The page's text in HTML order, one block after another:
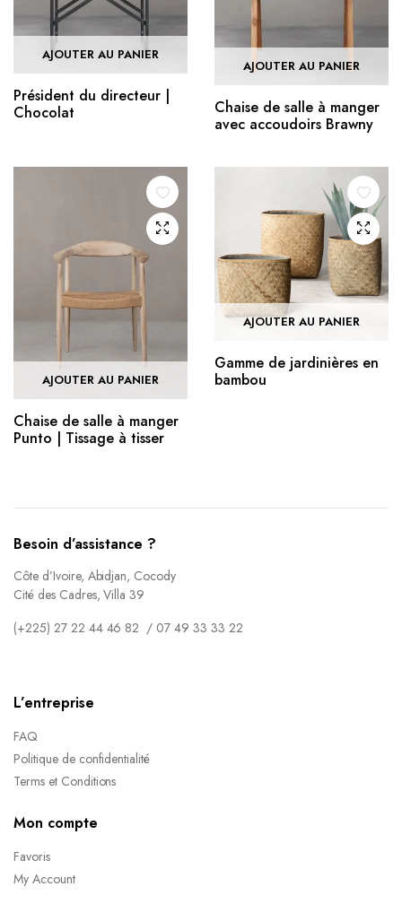
AJOUTER AU PANIER
Président du directeur |
Chocolat
AJOUTER AU PANIER
Chaise de salle à manger
avec accoudoirs Brawny
AJOUTER AU PANIER
Chaise de salle à manger
Punto | Tissage à tisser
AJOUTER AU PANIER
Gamme de jardinières en
bambou
Besoin d’assistance ?
Côte d’Ivoire, Abidjan, Cocody
Cité des Cadres, Villa 39
(+225) 27 22 44 46 82 / 07 49 33 33 22
L’entreprise
FAQ
Politique de confidentialité
Terms et Conditions
Mon compte
Favoris
My Account